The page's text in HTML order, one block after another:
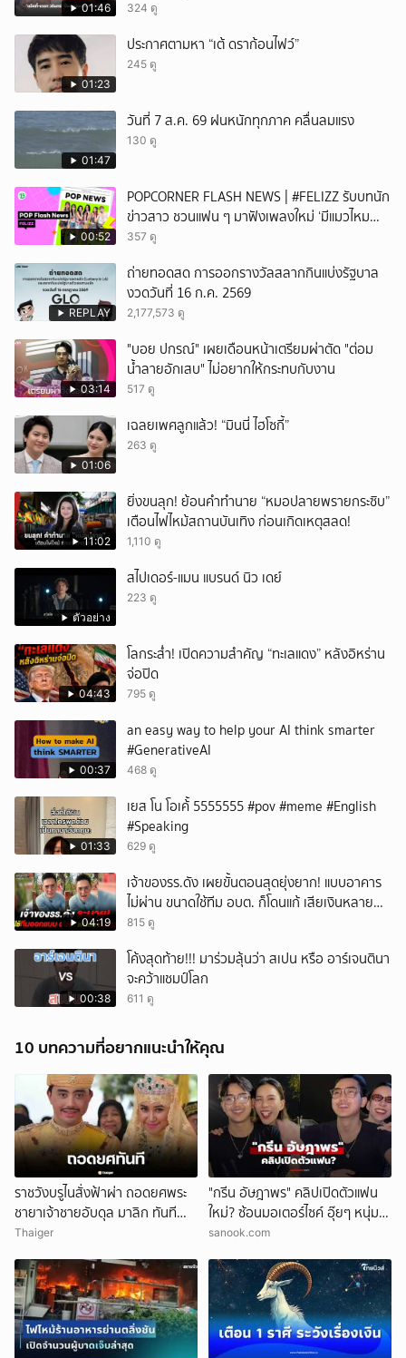
01:46 324 ดู
01:23
ประกาศตามหา “เต้ ดราก้อนไฟว์”
245 ดู
01:47
วันที่ 7 ส.ค. 69 ฝนหนักทุกภาค คลื่นลมแรง
130 ดู
00:52
POPCORNER FLASH NEWS | #FELIZZ รับบทนัก
ข่าวสาว ชวนแฟน ๆ มาฟังเพลงใหม่ ‘มีแมวไหม
(Catch Me If You Can)’
357 ดู
REPLAY
ถ่ายทอดสด การออกรางวัลสลากกินแบ่งรัฐบาล
งวดวันที่ 16 ก.ค. 2569
2,177,573 ดู
03:14
"บอย ปกรณ์" เผยเดือนหน้าเตรียมผ่าตัด "ต่อม
น้ำลายอักเสบ" ไม่อยากให้กระทบกับงาน
517 ดู
01:06
เฉลยเพศลูกแล้ว! “มินนี่ ไฮโซกี้”
263 ดู
11:02
ยิ่งขนลุก! ย้อนคำทำนาย “หมอปลายพรายกระซิบ”
เตือนไฟไหม้สถานบันเทิง ก่อนเกิดเหตุสลด!
1,110 ดู
ตัวอย่าง
สไปเดอร์-แมน แบรนด์ นิว เดย์
223 ดู
04:43
โลกระส่ำ! เปิดความสำคัญ “ทะเลแดง” หลังอิหร่าน
จ่อปิด
795 ดู
00:37
an easy way to help your AI think smarter
#GenerativeAI
468 ดู
01:33
เยส โน โอเค้้้้ 5555555 #pov #meme #English
#Speaking
629 ดู
04:19
เจ้าของรร.ดัง เผยขั้นตอนสุดยุ่งยาก! แบบอาคาร
ไม่ผ่าน ขนาดใช้ทีม อบต. ก็โดนแก้ เสียเงินหลาย
แสนบาท
815 ดู
00:38
โค้งสุดท้าย!!! มาร่วมลุ้นว่า สเปน หรือ อาร์เจนตินา
จะคว้าแชมป์โลก
611 ดู
10 บทความที่อยากแนะนำให้คุณ
ราชวังบรูไนสั่งฟ้าผ่า ถอดยศพระ
ชายาเจ้าชายอับดุล มาลิก ทันที
อ้างพฤติกรรมกระทบพระเกียรติ
Thaiger
"กรีน อัษฎาพร" คลิปเปิดตัวแฟน
ใหม่? ซ้อนมอเตอร์ไซค์ อุ๊ยๆ หนุ่ม
หน้าคุ้นๆ
sanook.com